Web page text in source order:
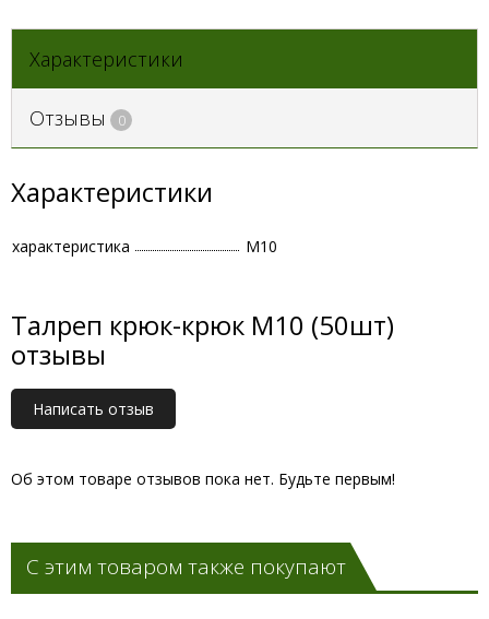
Характеристики
Отзывы 0
Характеристики
характеристика М10
Талреп крюк-крюк М10 (50шт)
отзывы
Написать отзыв
Об этом товаре отзывов пока нет. Будьте первым!
С этим товаром также покупают